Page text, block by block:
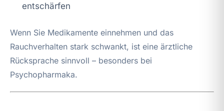
entschärfen
Wenn Sie Medikamente einnehmen und das
Rauchverhalten stark schwankt, ist eine ärztliche
Rücksprache sinnvoll – besonders bei
Psychopharmaka.